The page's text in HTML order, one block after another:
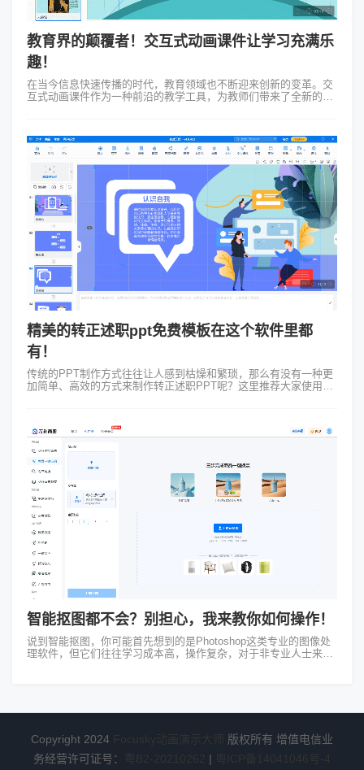
教育界的颠覆者！交互式动画课件让学习充满乐
趣！
在当今信息快速传播的时代，教育领域也不断迎来创新的变革。交
互式动画课件作为一种前沿的教学工具，为教师们带来了全新的体
精美的转正述职ppt免费模板在这个软件里都
有！
传统的PPT制作方式往往让人感到枯燥和繁琐，那么有没有一种更
加简单、高效的方式来制作转正述职PPT呢？这里推荐大家使用
智能抠图都不会？别担心，我来教你如何操作！
说到智能抠图，你可能首先想到的是Photoshop这类专业的图像处
理软件，但它们往往学习成本高，操作复杂，对于非专业人士来
Copyright 2024 Focusky动画演示大师
版权所有 增值电信业
务经营许可证号：
粤B2-20210262 | 粤ICP备14041046号-4